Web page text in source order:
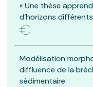
« Une thèse
d’horizons
Modélisation
diffluence de la
sédimentaire